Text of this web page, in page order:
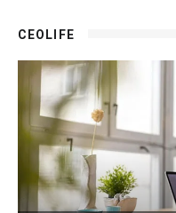
CEOLIFE